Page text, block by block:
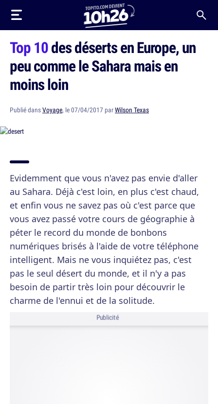
Top 10des déserts en Europe, un
peu comme le Sahara mais en
moins loin
Publié dansVoyage, le 07/04/2017 parWilson Texas
Evidemment que vous n'avez pas envie d'aller
au Sahara. Déjà c'est loin, en plus c'est chaud,
et enfin vous ne savez pas où c'est parce que
vous avez passé votre cours de géographie à
péter le record du monde de bonbons
numériques brisés à l'aide de votre téléphone
intelligent. Mais ne vous inquiétez pas, c'est
pas le seul désert du monde, et il n'y a pas
besoin de partir très loin pour découvrir le
charme de l'ennui et de la solitude.
Publicité